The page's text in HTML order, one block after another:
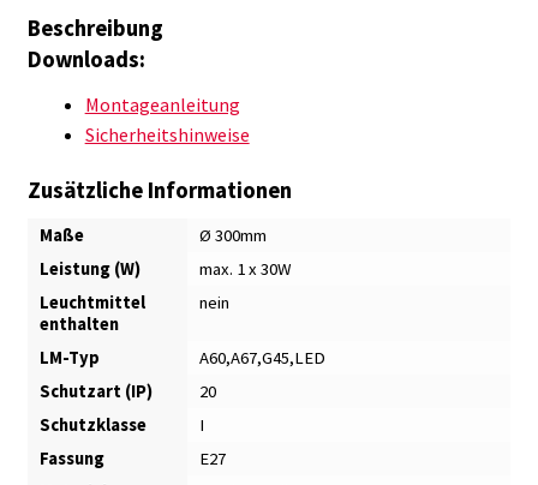
Beschreibung
Downloads:
Montageanleitung
Sicherheitshinweise
Zusätzliche Informationen
Maße
Ø 300mm
Leistung (W)
max. 1 x 30W
Leuchtmittel
enthalten
nein
LM-Typ
A60,A67,G45,LED
Schutzart (IP)
20
Schutzklasse
I
Fassung
E27